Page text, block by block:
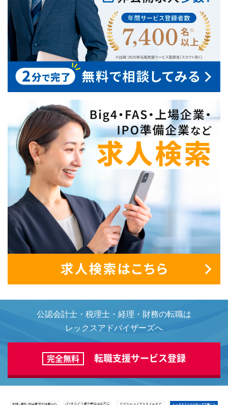
公認会計士・税理士・経理・財務の転職は
レックスアドバイザーズへ
完全無料 転職支援サービス登録